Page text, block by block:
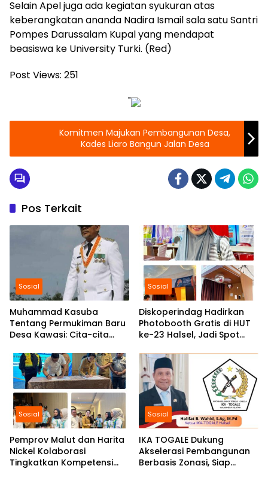
Selain Apel juga ada kegiatan syukuran atas
keberangkatan ananda Nadira Ismail sala satu Santri
Pompes Darussalam Kupal yang mendapat
beasiswa ke University Turki. (Red)
Post Views: 251
"
Komitmen Majukan Pembangunan Desa,
Kades Liaro Bangun Jalan Desa
Pos Terkait
Sosial
Muhammad Kasuba
Tentang Permukiman Baru
Desa Kawasi: Cita-cita
Sosial
Diskoperindag Hadirkan
Photobooth Gratis di HUT
ke-23 Halsel, Jadi Spot
Sosial
Pemprov Malut dan Harita
Nickel Kolaborasi
Tingkatkan Kompetensi
Sosial
IKA TOGALE Dukung
Akselerasi Pembangunan
Berbasis Zonasi, Siap